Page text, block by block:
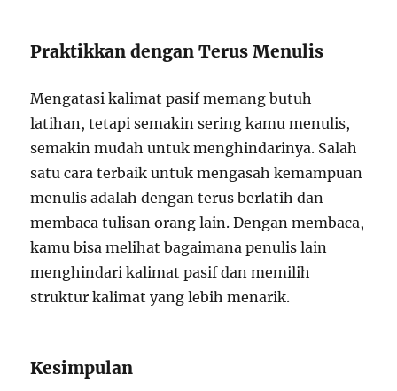
Praktikkan dengan Terus Menulis
Mengatasi kalimat pasif memang butuh
latihan, tetapi semakin sering kamu menulis,
semakin mudah untuk menghindarinya. Salah
satu cara terbaik untuk mengasah kemampuan
menulis adalah dengan terus berlatih dan
membaca tulisan orang lain. Dengan membaca,
kamu bisa melihat bagaimana penulis lain
menghindari kalimat pasif dan memilih
struktur kalimat yang lebih menarik.
Kesimpulan